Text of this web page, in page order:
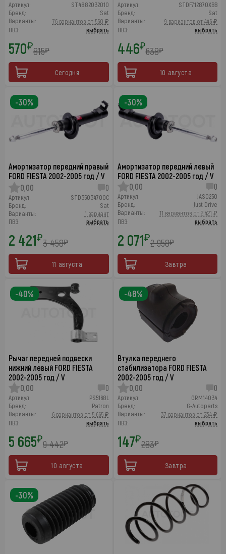
Артикул:
ST4882032010
Бренд:
Sat
Варианты:
76 вариантов от 550 ₽
ПВЗ:
выбрать
570₽815₽
Сегодня
Артикул:
STDF712870XBB
Бренд:
Sat
Варианты:
9 вариантов от 446 ₽
ПВЗ:
выбрать
446₽638₽
10 августа
Амортизатор передний правый
FORD FIESTA 2002-2005 год / V
0,00
0
Артикул:
STD35034700C
Бренд:
Sat
Варианты:
1 вариант
ПВЗ:
выбрать
2 421₽3 458₽
11 августа
-30%
Амортизатор передний левый
FORD FIESTA 2002-2005 год / V
0,00
0
Артикул:
JAS0250
Бренд:
Just Drive
Варианты:
11 вариантов от 2 421 ₽
ПВЗ:
выбрать
2 071₽2 958₽
Завтра
-30%
Рычаг передней подвески
нижний левый FORD FIESTA
2002-2005 год / V
0,00
0
Артикул:
PS5168L
Бренд:
Patron
Варианты:
6 вариантов от 5 665 ₽
ПВЗ:
выбрать
5 665₽9 442₽
10 августа
-40%
Втулка переднего
стабилизатора FORD FIESTA
2002-2005 год / V
0,00
0
Артикул:
GRM14034
Бренд:
G-Autoparts
Варианты:
37 вариантов от 234 ₽
ПВЗ:
выбрать
147₽283₽
Завтра
-48%
-30%